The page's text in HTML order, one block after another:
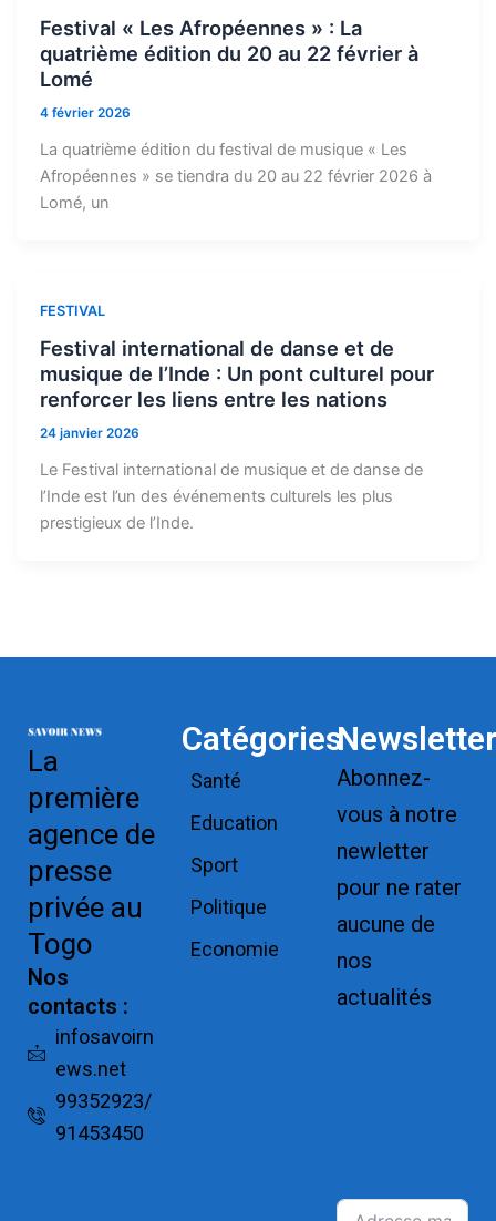
Festival « Les Afropéennes » : La
quatrième édition du 20 au 22 février à
Lomé
4 février 2026
La quatrième édition du festival de musique « Les
Afropéennes » se tiendra du 20 au 22 février 2026 à
Lomé, un
FESTIVAL
Festival international de danse et de
musique de l’Inde : Un pont culturel pour
renforcer les liens entre les nations
24 janvier 2026
Le Festival international de musique et de danse de
l’Inde est l’un des événements culturels les plus
prestigieux de l’Inde.
La
première
agence de
presse
privée au
Togo
Nos
contacts :
infosavoirn
ews.net
99352923/
91453450
Catégories
Santé
Education
Sport
Politique
Economie
Newsletter
Abonnez-
vous à notre
newletter
pour ne rater
aucune de
nos
actualités